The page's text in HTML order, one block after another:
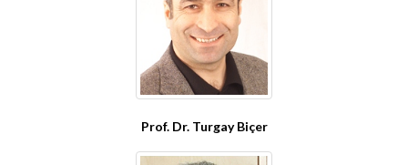
Prof. Dr. Turgay Biçer